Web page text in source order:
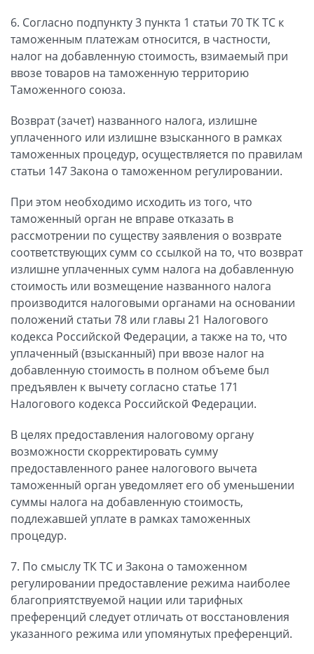
6. Согласно подпункту 3 пункта 1 статьи 70 ТК ТС к
таможенным платежам относится, в частности,
налог на добавленную стоимость, взимаемый при
ввозе товаров на таможенную территорию
Таможенного союза.
Возврат (зачет) названного налога, излишне
уплаченного или излишне взысканного в рамках
таможенных процедур, осуществляется по правилам
статьи 147 Закона о таможенном регулировании.
При этом необходимо исходить из того, что
таможенный орган не вправе отказать в
рассмотрении по существу заявления о возврате
соответствующих сумм со ссылкой на то, что возврат
излишне уплаченных сумм налога на добавленную
стоимость или возмещение названного налога
производится налоговыми органами на основании
положений статьи 78 или главы 21 Налогового
кодекса Российской Федерации, а также на то, что
уплаченный (взысканный) при ввозе налог на
добавленную стоимость в полном объеме был
предъявлен к вычету согласно статье 171
Налогового кодекса Российской Федерации.
В целях предоставления налоговому органу
возможности скорректировать сумму
предоставленного ранее налогового вычета
таможенный орган уведомляет его об уменьшении
суммы налога на добавленную стоимость,
подлежавшей уплате в рамках таможенных
процедур.
7. По смыслу ТК ТС и Закона о таможенном
регулировании предоставление режима наиболее
благоприятствуемой нации или тарифных
преференций следует отличать от восстановления
указанного режима или упомянутых преференций.